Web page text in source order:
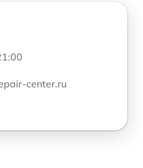
center.ru